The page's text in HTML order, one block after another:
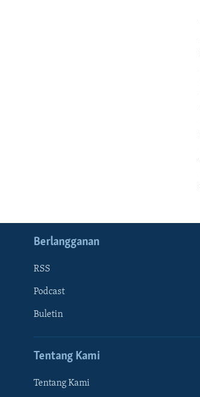
Berlangganan
RSS
Podcast
Buletin
Tentang Kami
Tentang Kami